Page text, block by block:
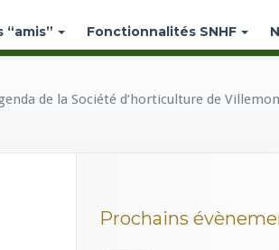
“amis” Fonctionnalités SNHF
de la Société d’horticulture de
Prochains